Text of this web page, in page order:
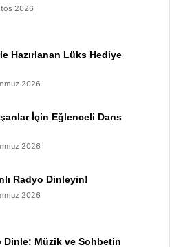
2026
Hazırlanan Lüks Hediye
2026
İçin Eğlenceli Dans
2026
Radyo Dinleyin!
2026
Dinle: Müzik ve Sohbetin